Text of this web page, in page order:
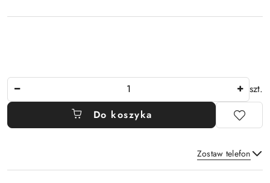
szt.
Do koszyka
Zostaw telefon
Dostępność